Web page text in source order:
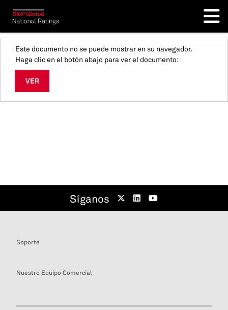
Este documento no se puede mostrar en su navegador.
Haga clic en el botón abajo para ver el documento:
VER
Síganos
Soporte
Nuestro Equipo Comercial